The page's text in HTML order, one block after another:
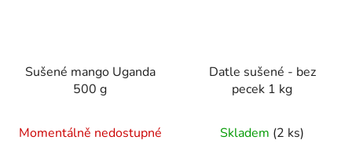
Sušené mango Uganda
500 g
hodnocení
Momentálně nedostupné
Datle sušené - bez
pecek 1 kg
hodnocení
Skladem (2 ks)